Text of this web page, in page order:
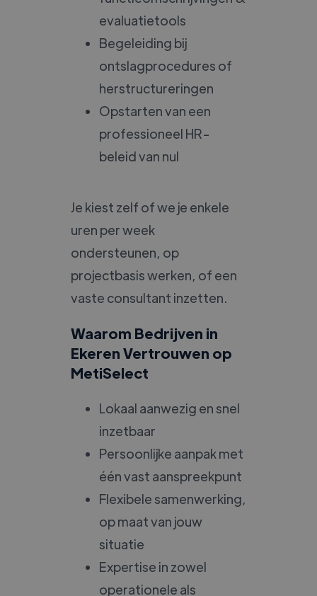
evaluatietools
Begeleiding bij
ontslagprocedures of
herstructureringen
Opstarten van een
professioneel HR-
beleid van nul
Je kiest zelf of we je enkele
uren per week
ondersteunen, op
projectbasis werken, of een
vaste consultant inzetten.
Waarom Bedrijven in
Ekeren Vertrouwen op
MetiSelect
Lokaal aanwezig en snel
inzetbaar
Persoonlijke aanpak met
één vast aanspreekpunt
Flexibele samenwerking,
op maat van jouw
situatie
Expertise in zowel
operationele als